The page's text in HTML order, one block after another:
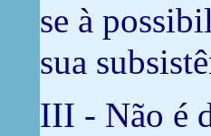
se à
sua
III - Não é